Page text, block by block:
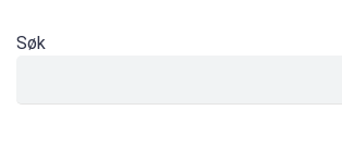
Søk